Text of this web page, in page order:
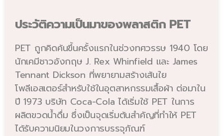
ประวัติความเป็นมาของพลาสติก PET
PET ถูกคิดค้นขึ้นครั้งแรกในช่วงทศวรรษ 1940 โดย
นักเคมีชาวอังกฤษ J. Rex Whinfield และ James
Tennant Dickson ที่พยายามสร้างเส้นใย
โพลีเอสเตอร์สำหรับใช้ในอุตสาหกรรมเสื้อผ้า ต่อมาใน
ปี 1973 บริษัท Coca-Cola ได้เริ่มใช้ PET ในการ
ผลิตขวดน้ำดื่ม ซึ่งเป็นจุดเริ่มต้นสำคัญที่ทำให้ PET
ได้รับความนิยมในวงการบรรจุภัณฑ์